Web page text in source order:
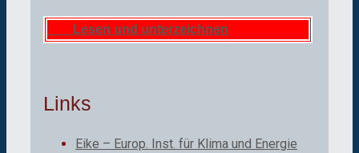
Lesen und unterzeichnen
Links
Eike – Europ. Inst. für Klima und Energie